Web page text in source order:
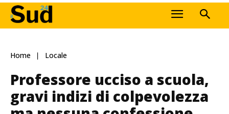
Home Locale
Professore ucciso a scuola,
gravi indizi di colpevolezza